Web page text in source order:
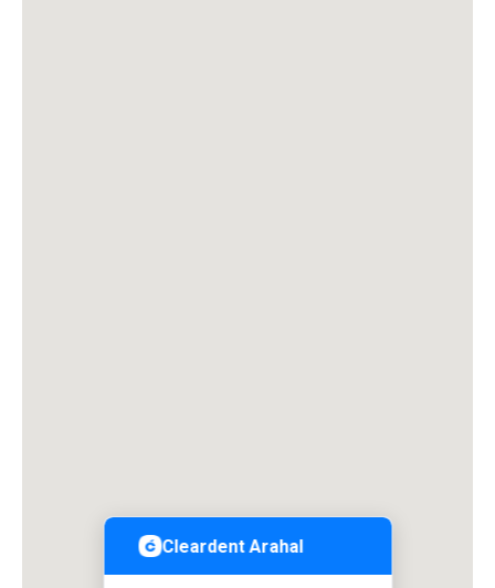
Cleardent Arahal